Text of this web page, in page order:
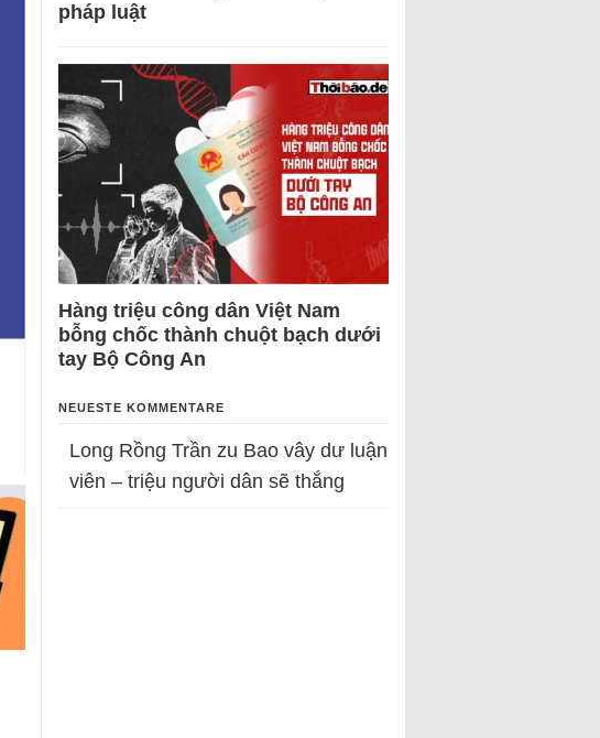
pháp luật
Hàng triệu công dân Việt Nam
bỗng chốc thành chuột bạch dưới
tay Bộ Công An
NEUESTE KOMMENTARE
Long Rồng Trần zu Bao vây dư luận
viên – triệu người dân sẽ thắng